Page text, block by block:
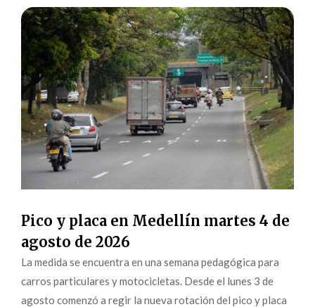
Pico y placa en Medellín martes 4 de
agosto de 2026
La medida se encuentra en una semana pedagógica para
carros particulares y motocicletas. Desde el lunes 3 de
agosto comenzó a regir la nueva rotación del pico y placa